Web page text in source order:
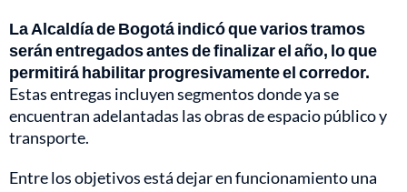
La Alcaldía de Bogotá indicó que varios tramos
serán entregados antes de finalizar el año, lo que
permitirá habilitar progresivamente el corredor.
Estas entregas incluyen segmentos donde ya se
encuentran adelantadas las obras de espacio público y
transporte.
Entre los objetivos está dejar en funcionamiento una